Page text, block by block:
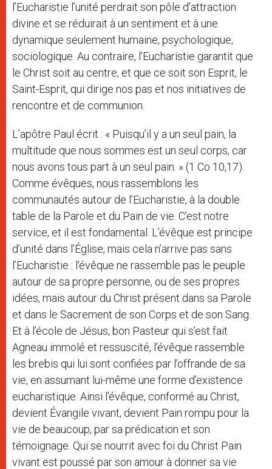
l’Eucharistie l’unité perdrait son pôle d’attraction
divine et se réduirait à un sentiment et à une
dynamique seulement humaine, psychologique,
sociologique. Au contraire, l’Eucharistie garantit que
le Christ soit au centre, et que ce soit son Esprit, le
Saint-Esprit, qui dirige nos pas et nos initiatives de
rencontre et de communion.
L’apôtre Paul écrit : « Puisqu’il y a un seul pain, la
multitude que nous sommes est un seul corps, car
nous avons tous part à un seul pain. » (1 Co 10,17).
Comme évêques, nous rassemblons les
communautés autour de l’Eucharistie, à la double
table de la Parole et du Pain de vie. C’est notre
service, et il est fondamental. L’évêque est principe
d’unité dans l’Église, mais cela n’arrive pas sans
l’Eucharistie : l’évêque ne rassemble pas le peuple
autour de sa propre personne, ou de ses propres
idées, mais autour du Christ présent dans sa Parole
et dans le Sacrement de son Corps et de son Sang.
Et à l’école de Jésus, bon Pasteur qui s’est fait
Agneau immolé et ressuscité, l’évêque rassemble
les brebis qui lui sont confiées par l’offrande de sa
vie, en assumant lui-même une forme d’existence
eucharistique. Ainsi l’évêque, conformé au Christ,
devient Évangile vivant, devient Pain rompu pour la
vie de beaucoup, par sa prédication et son
témoignage. Qui se nourrit avec foi du Christ Pain
vivant est poussé par son amour à donner sa vie